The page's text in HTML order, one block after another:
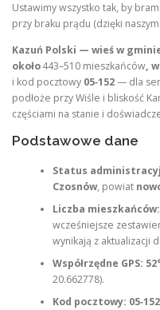
Ustawimy wszystko tak, by
przy braku prądu (dzięki naszym
Kazuń Polski — wieś w
około443–510 mieszkańców,
i kod pocztowy 05‑152— dla
podłoże przy Wiśle i bliskość
częściami na stanie i
Podstawowe dane
Status
Czosnów, powiat
Liczba mieszkańców:
wcześniejsze
wynikają z aktualizacji
Współrzędne GPS:
20.662778).
Kod pocztowy: 05‑152